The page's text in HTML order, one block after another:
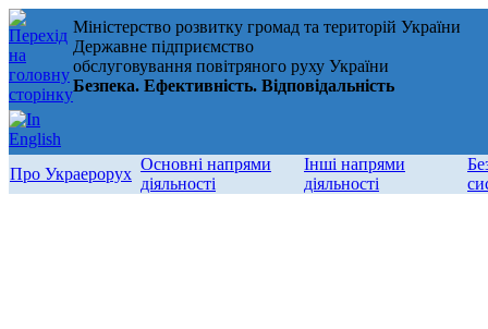
Міністерство розвитку громад та територій України
Державне підприємство
обслуговування повітряного руху України
Безпека. Ефективність. Відповідальність
Про Украерорух
Основні напрями
діяльності
Інші напрями
діяльності